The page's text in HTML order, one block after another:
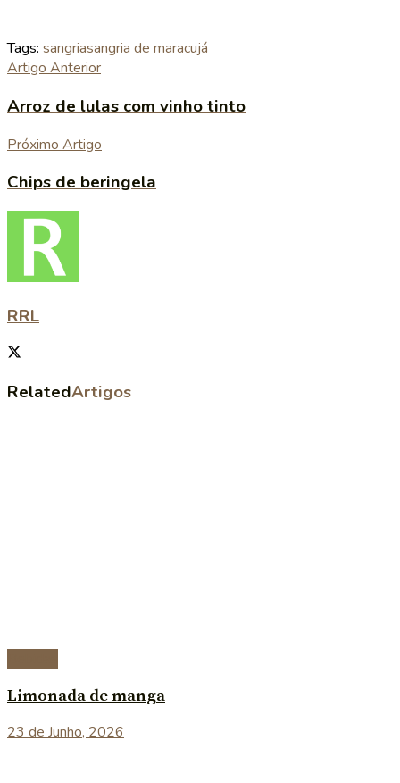
Tags: sangriasangria de maracujá
Artigo Anterior
Arroz de lulas com vinho tinto
Próximo Artigo
Chips de beringela
RRL
RelatedArtigos
Limonada de manga
23 de Junho, 2026